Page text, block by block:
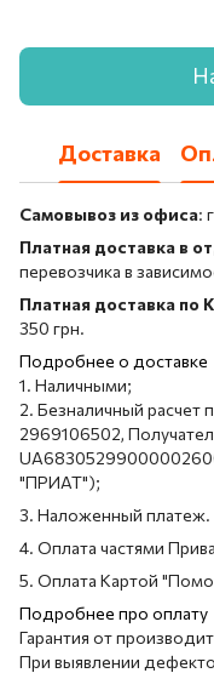
Доставка
Самовывоз из офиса:
Платная доставка в
перевозчика в
Платная доставка по
350 грн.
Подробнее о доставке
1. Наличными;
2. Безналичный
2969106502,
"ПРИАТ");
3. Наложенный платеж.
4. Оплата частями
5. Оплата Картой
Подробнее про оплату
Гарантия от
При выявлении